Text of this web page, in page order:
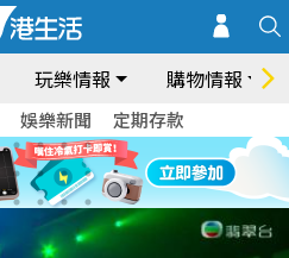
玩樂情報 購物情報
娛樂新聞 定期存款